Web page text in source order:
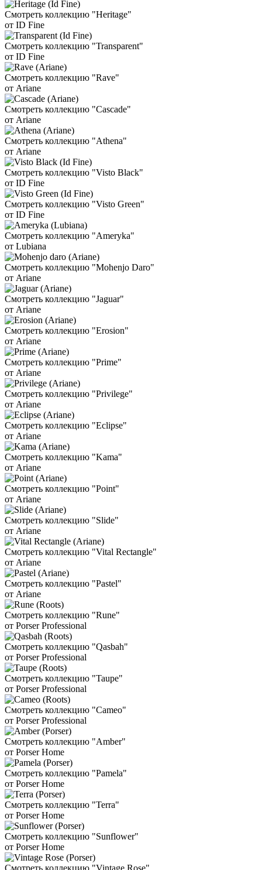
Смотреть коллекцию "Heritage"
от ID Fine
Смотреть коллекцию "Transparent"
от ID Fine
Смотреть коллекцию "Rave"
от Ariane
Смотреть коллекцию "Cascade"
от Ariane
Смотреть коллекцию "Athena"
от Ariane
Смотреть коллекцию "Visto Black"
от ID Fine
Смотреть коллекцию "Visto Green"
от ID Fine
Смотреть коллекцию "Ameryka"
от Lubiana
Смотреть коллекцию "Mohenjo Daro"
от Ariane
Смотреть коллекцию "Jaguar"
от Ariane
Смотреть коллекцию "Erosion"
от Ariane
Смотреть коллекцию "Prime"
от Ariane
Смотреть коллекцию "Privilege"
от Ariane
Смотреть коллекцию "Eclipse"
от Ariane
Смотреть коллекцию "Kama"
от Ariane
Смотреть коллекцию "Point"
от Ariane
Смотреть коллекцию "Slide"
от Ariane
Смотреть коллекцию "Vital Rectangle"
от Ariane
Смотреть коллекцию "Pastel"
от Ariane
Смотреть коллекцию "Rune"
от Porser Professional
Смотреть коллекцию "Qasbah"
от Porser Professional
Смотреть коллекцию "Taupe"
от Porser Professional
Смотреть коллекцию "Cameo"
от Porser Professional
Смотреть коллекцию "Amber"
от Porser Home
Смотреть коллекцию "Pamela"
от Porser Home
Смотреть коллекцию "Terra"
от Porser Home
Смотреть коллекцию "Sunflower"
от Porser Home